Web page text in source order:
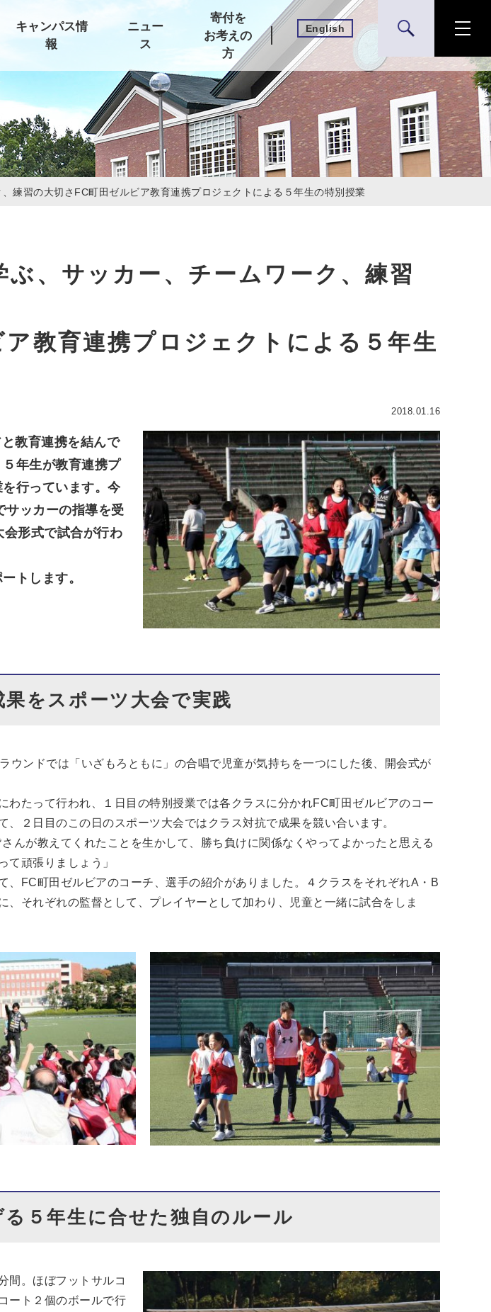
キャンパス情
報
ニュー
ス
寄付を
お考えの
方
English 検索
練習の大切さFC町田ゼルビア教育連携プロジェクトによる５年生の特別授業
ぶ、サッカー、チームワーク、練習
教育連携プロジェクトによる５年生
2018.01.16
教育連携を結んで
年生が教育連携プ
行っています。今
サッカーの指導を受
形式で試合が行わ
トします。
をスポーツ大会で実践
ウンドでは「いざもろともに」の合唱で児童が気持ちを一つにした後、開会式が
わたって行われ、１日目の特別授業では各クラスに分かれFC町田ゼルビアのコー
、２日目のこの日のスポーツ大会ではクラス対抗で成果を競い合います。
さんが教えてくれたことを生かして、勝ち負けに関係なくやってよかったと思える
て頑張りましょう」
、FC町田ゼルビアのコーチ、選手の紹介がありました。４クラスをそれぞれA・B
、それぞれの監督として、プレイヤーとして加わり、児童と一緒に試合をしま
５年生に合せた独自のルール
間。ほぼフットサルコ
ート２個のボールで行